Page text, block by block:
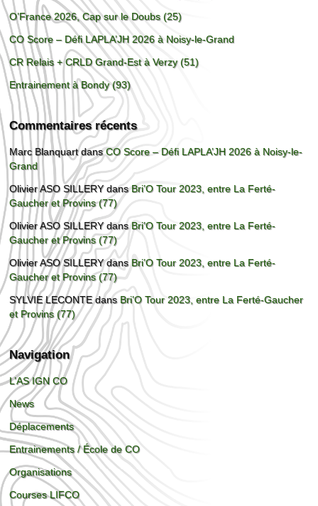
O’France 2026, Cap sur le Doubs (25)
CO Score – Défi LAPLA’JH 2026 à Noisy-le-Grand
CR Relais + CRLD Grand-Est à Verzy (51)
Entrainement à Bondy (93)
Commentaires récents
Marc BlanquartdansCO Score – Défi LAPLA’JH 2026 à Noisy-le-
Grand
Olivier ASO SILLERYdansBri’O Tour 2023, entre La Ferté-
Gaucher et Provins (77)
Olivier ASO SILLERYdansBri’O Tour 2023, entre La Ferté-
Gaucher et Provins (77)
Olivier ASO SILLERYdansBri’O Tour 2023, entre La Ferté-
Gaucher et Provins (77)
SYLVIE LECONTEdans Bri’O Tour 2023, entre La Ferté-Gaucher
et Provins (77)
Navigation
L’AS IGN CO
News
Déplacements
Entrainements / École de CO
Organisations
Courses LIFCO